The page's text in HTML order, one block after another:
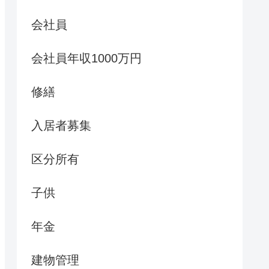
会社員
会社員年収1000万円
修繕
入居者募集
区分所有
子供
年金
建物管理